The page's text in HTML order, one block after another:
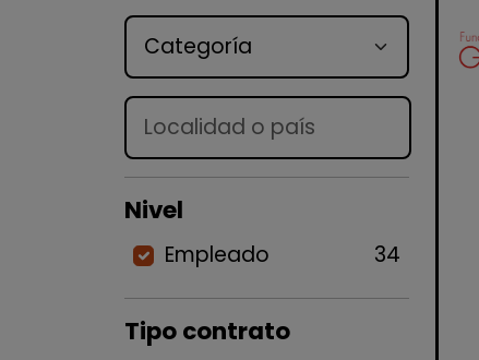
Categoría
Lugar
Nivel
Empleado 34
Tipo contrato